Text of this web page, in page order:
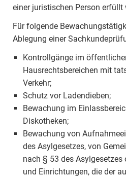
einer juristischen Person erfüllt
Für folgende
Ablegung einer
Kontrollgänge im
Hausrechtsbereichen mit
Verkehr;
Schutz vor Ladendieben;
Bewachung im
Diskotheken;
Bewachung von
des Asylgesetzes, von
nach § 53 des
und Einrichtungen, die der